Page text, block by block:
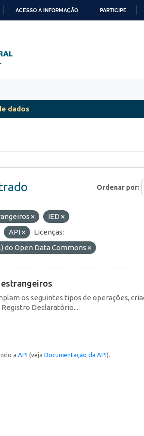
ACESSO À INFORMAÇÃO PARTICIPE
dados
Ordenar por
IED
API
Licenças:
do Open Data Commons
os seguintes tipos de operações,
Declaratório...
a API (veja Documentação da API).